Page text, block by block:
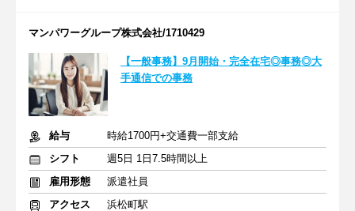
マンパワーグループ株式会社/1710429
【一般事務】9月開始・完全在宅◎事務◎大
手通信での事務
給与
時給1700円+交通費一部支給
シフト
週5日 1日7.5時間以上
雇用形態
派遣社員
アクセス
浜松町駅